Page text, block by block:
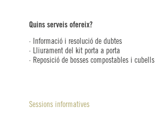
Quins serveis ofereix?
· Informació i resolució de dubtes
· Lliurament del kit porta a porta
· Reposició de bosses compostables i cubells
Sessions informatives